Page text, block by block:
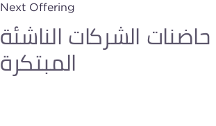
Next Offering
حاضنات الشركات الناشئة
المبتكرة